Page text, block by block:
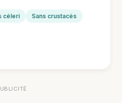
céleri
Sans crustacés